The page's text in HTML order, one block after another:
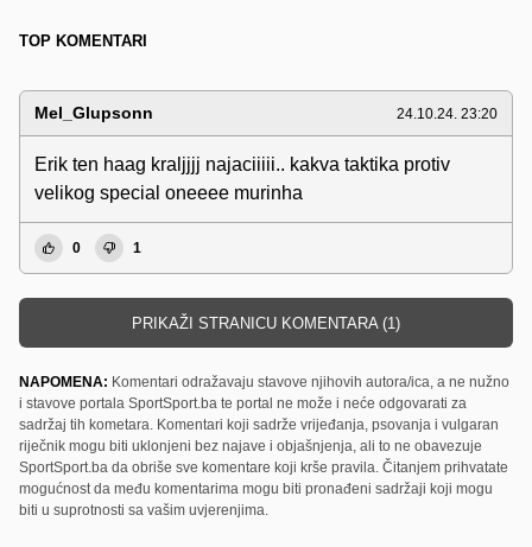
TOP KOMENTARI
Mel_Glupsonn 24.10.24. 23:20
Erik ten haag kraljjjj najaciiiii.. kakva taktika protiv
velikog special oneeee murinha
0 1
PRIKAŽI STRANICU KOMENTARA (1)
NAPOMENA: Komentari odražavaju stavove njihovih autora/ica, a ne nužno
i stavove portala SportSport.ba te portal ne može i neće odgovarati za
sadržaj tih kometara. Komentari koji sadrže vrijeđanja, psovanja i vulgaran
riječnik mogu biti uklonjeni bez najave i objašnjenja, ali to ne obavezuje
SportSport.ba da obriše sve komentare koji krše pravila. Čitanjem prihvatate
mogućnost da među komentarima mogu biti pronađeni sadržaji koji mogu
biti u suprotnosti sa vašim uvjerenjima.